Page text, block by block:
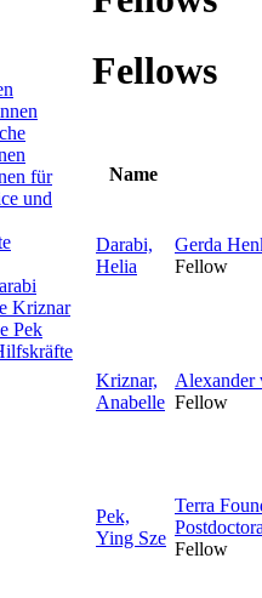
für
und
Kriznar
Pek
Fellows
Name
Darabi,
Helia
Gerda
Fellow
Kriznar,
Anabelle
Alexander
Fellow
Pek,
Ying Sze
Terra
Fellow